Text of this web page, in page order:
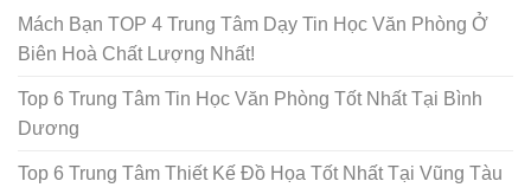
Mách Bạn TOP 4 Trung Tâm Dạy Tin Học Văn Phòng Ở
Biên Hoà Chất Lượng Nhất!
Top 6 Trung Tâm Tin Học Văn Phòng Tốt Nhất Tại Bình
Dương
Top 6 Trung Tâm Thiết Kế Đồ Họa Tốt Nhất Tại Vũng Tàu